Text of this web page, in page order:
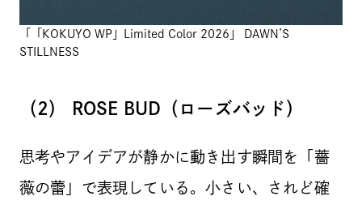
「「KOKUYO WP」Limited Color 2026」 DAWN’S
STILLNESS
（2） ROSE BUD（ローズバッド）
思考やアイデアが静かに動き出す瞬間を「薔
薇の蕾」で表現している。小さい、されど確